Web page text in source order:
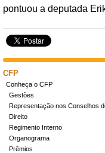
pontuou a deputada
CFP
Conheça o CFP
Gestões
Representação nos Conselhos
Direito
Regimento Interno
Organograma
Prêmios